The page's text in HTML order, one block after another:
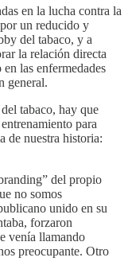
en la lucha contra la
un reducido y
del tabaco, y a
la relación directa
las enfermedades
general.
tabaco, hay que
para
de nuestra historia:
del propio
no somos
unido en su
forzaron
venía llamando
preocupante. Otro